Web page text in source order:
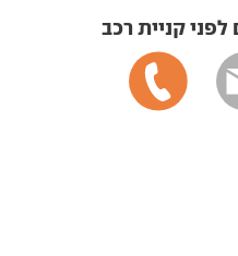
קניית רכב